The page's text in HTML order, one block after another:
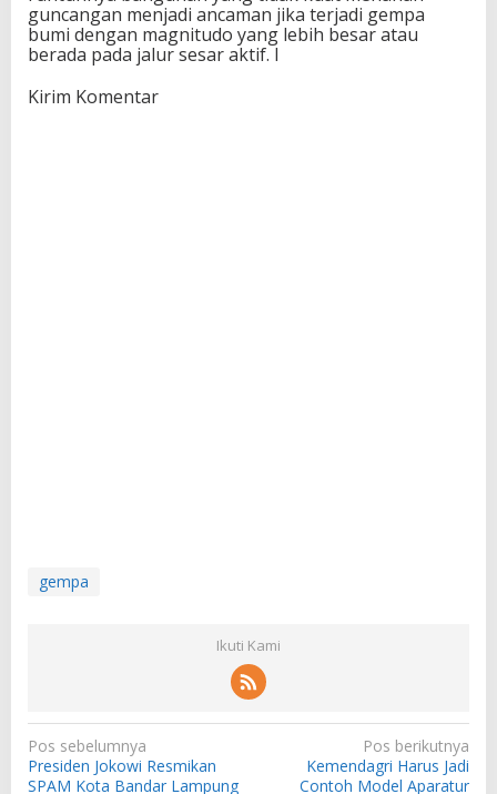
guncangan menjadi ancaman jika terjadi gempa
bumi dengan magnitudo yang lebih besar atau
berada pada jalur sesar aktif. I
Kirim Komentar
gempa
Ikuti Kami
N
a
Pos sebelumnya
Presiden Jokowi Resmikan
SPAM Kota Bandar Lampung
Pos berikutnya
Kemendagri Harus Jadi
Contoh Model Aparatur